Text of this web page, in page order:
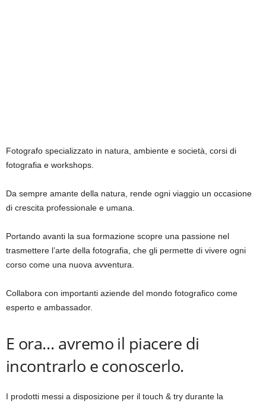
Fotografo specializzato in natura, ambiente e società, corsi di
fotografia e workshops.
Da sempre amante della natura, rende ogni viaggio un occasione
di crescita professionale e umana.
Portando avanti la sua formazione scopre una passione nel
trasmettere l’arte della fotografia, che gli permette di vivere ogni
corso come una nuova avventura.
Collabora con importanti aziende del mondo fotografico come
esperto e ambassador.
E ora… avremo il piacere di
incontrarlo e conoscerlo.
I prodotti messi a disposizione per il touch & try durante la